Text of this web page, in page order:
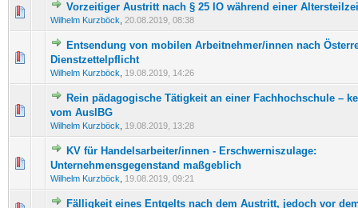
Vorzeitiger Austritt nach § 25 IO während einer
Wilhelm Kurzböck 20.08.2019, 08:38
0 Bewertung(en) - 0 von 5 durchschnittlich
12345
Entsendung von mobilen Arbeitnehmer/innen nach
Dienstzettelpflicht
Wilhelm Kurzböck 19.08.2019, 14:26
0 Bewertung(en) - 0 von 5 durchschnittlich
Rein pädagogische Tätigkeit an einer Fachhochschule –
vom AuslBG
Wilhelm Kurzböck 19.08.2019, 13:28
0 Bewertung(en) - 0 von 5 durchschnittlich
KV für Handelsarbeiter/innen - Erschwerniszulage:
Unternehmensgegenstand maßgeblich
Wilhelm Kurzböck 19.08.2019, 09:21
0 Bewertung(en) - 0 von 5 durchschnittlich
12345
Fälligkeit eines Entgelts nach dem Austritt, jedoch vor